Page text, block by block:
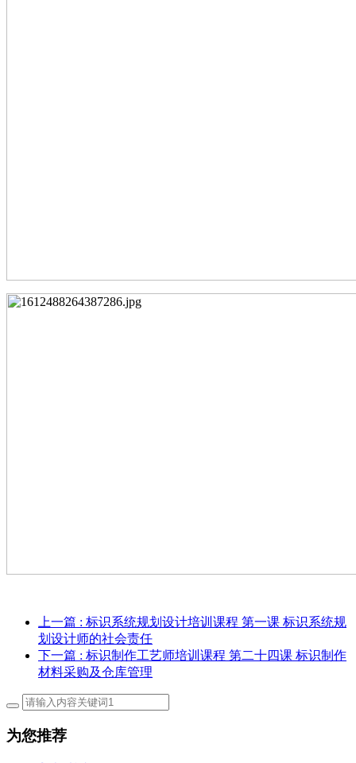
上一篇 : 标识系统规划设计培训课程 第一课 标识系统规
划设计师的社会责任
下一篇 : 标识制作工艺师培训课程 第二十四课 标识制作
材料采购及仓库管理
为您推荐